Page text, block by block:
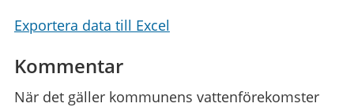
Exportera data till Excel
Kommentar
När det gäller kommunens vattenförekomster